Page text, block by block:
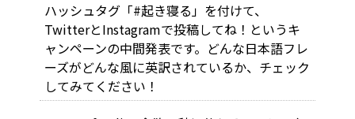
ハッシュタグ「#起き寝る」を付けて、
TwitterとInstagramで投稿してね！というキ
ャンペーンの中間発表です。どんな日本語フレ
ーズがどんな風に英訳されているか、チェック
してみてください！